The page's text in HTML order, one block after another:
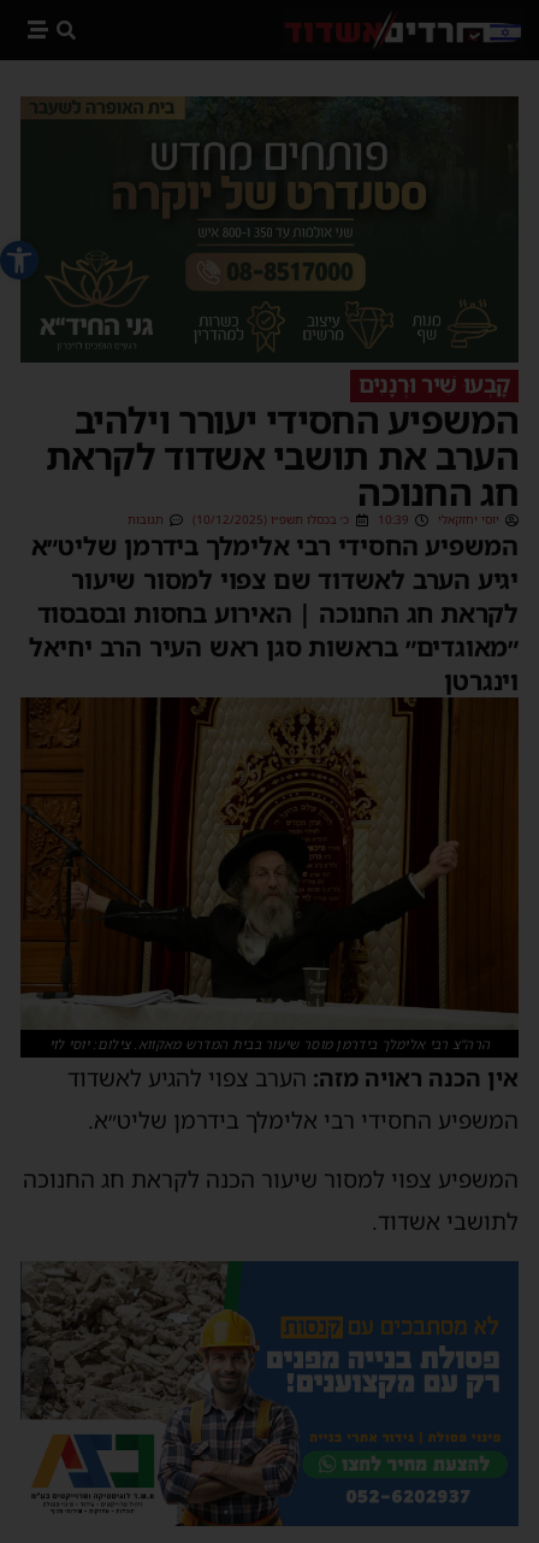
פתח
קָבְעוּ שִׁיר וּרְנָנִים
המשפיע החסידי יעורר וילהיב
הערב את תושבי אשדוד לקראת
חג החנוכה
יוסי יחזקאלי 10:39 כ׳ בכסלו תשפ״ו (10/12/2025) תגובות
המשפיע החסידי רבי אלימלך בידרמן שליט״א
יגיע הערב לאשדוד שם צפוי למסור שיעור
לקראת חג החנוכה | האירוע בחסות ובסבסוד
״מאוגדים״ בראשות סגן ראש העיר הרב יחיאל
וינגרטן
הרה"צ רבי אלימלך בידרמן מוסר שיעור בבית המדרש מאקווא. צילום: יוסי לוי
אין הכנה ראויה מזה: הערב צפוי להגיע לאשדוד
המשפיע החסידי רבי אלימלך בידרמן שליט״א.
המשפיע צפוי למסור שיעור הכנה לקראת חג החנוכה
לתושבי אשדוד.